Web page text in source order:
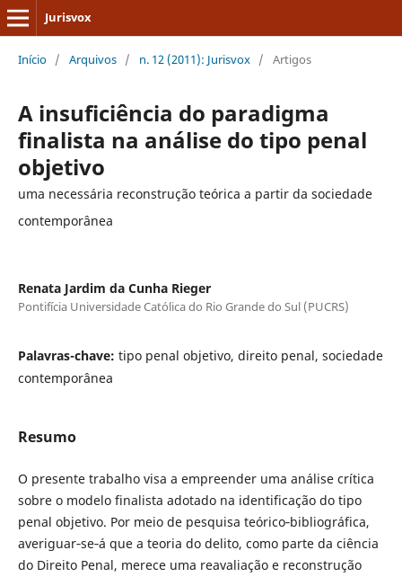
Jurisvox
Início / Arquivos / n. 12 (2011): Jurisvox / Artigos
A insuficiência do paradigma
finalista na análise do tipo penal
objetivo
uma necessária reconstrução teórica a partir da sociedade
contemporânea
Renata Jardim da Cunha Rieger
Pontifícia Universidade Católica do Rio Grande do Sul (PUCRS)
Palavras-chave: tipo penal objetivo, direito penal, sociedade
contemporânea
Resumo
O presente trabalho visa a empreender uma análise crítica
sobre o modelo finalista adotado na identificação do tipo
penal objetivo. Por meio de pesquisa teórico‐bibliográfica,
averiguar‐se‐á que a teoria do delito, como parte da ciência
do Direito Penal, merece uma reavaliação e reconstrução